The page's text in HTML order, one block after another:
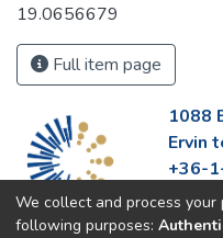
19.0656679
Full item page
1088
Ervin
+36-
We collect and process
following purposes: